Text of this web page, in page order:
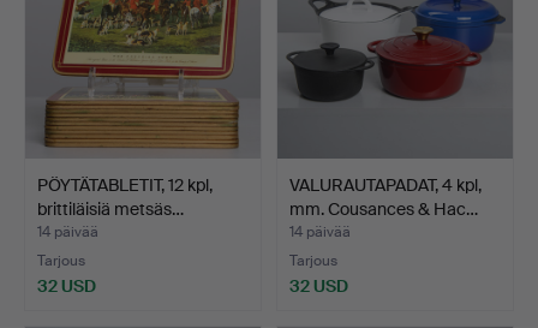
PÖYTÄTABLETIT, 12 kpl,
brittiläisiä metsäs…
14 päivää
Tarjous
32 USD
VALURAUTAPADAT, 4 kpl,
mm. Cousances & Hac…
14 päivää
Tarjous
32 USD